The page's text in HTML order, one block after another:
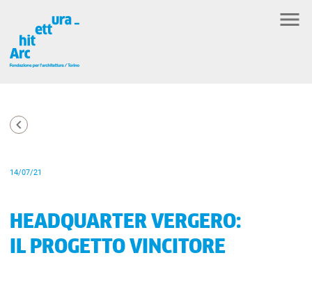
14/07/21
HEADQUARTER VERGERO:
IL PROGETTO VINCITORE